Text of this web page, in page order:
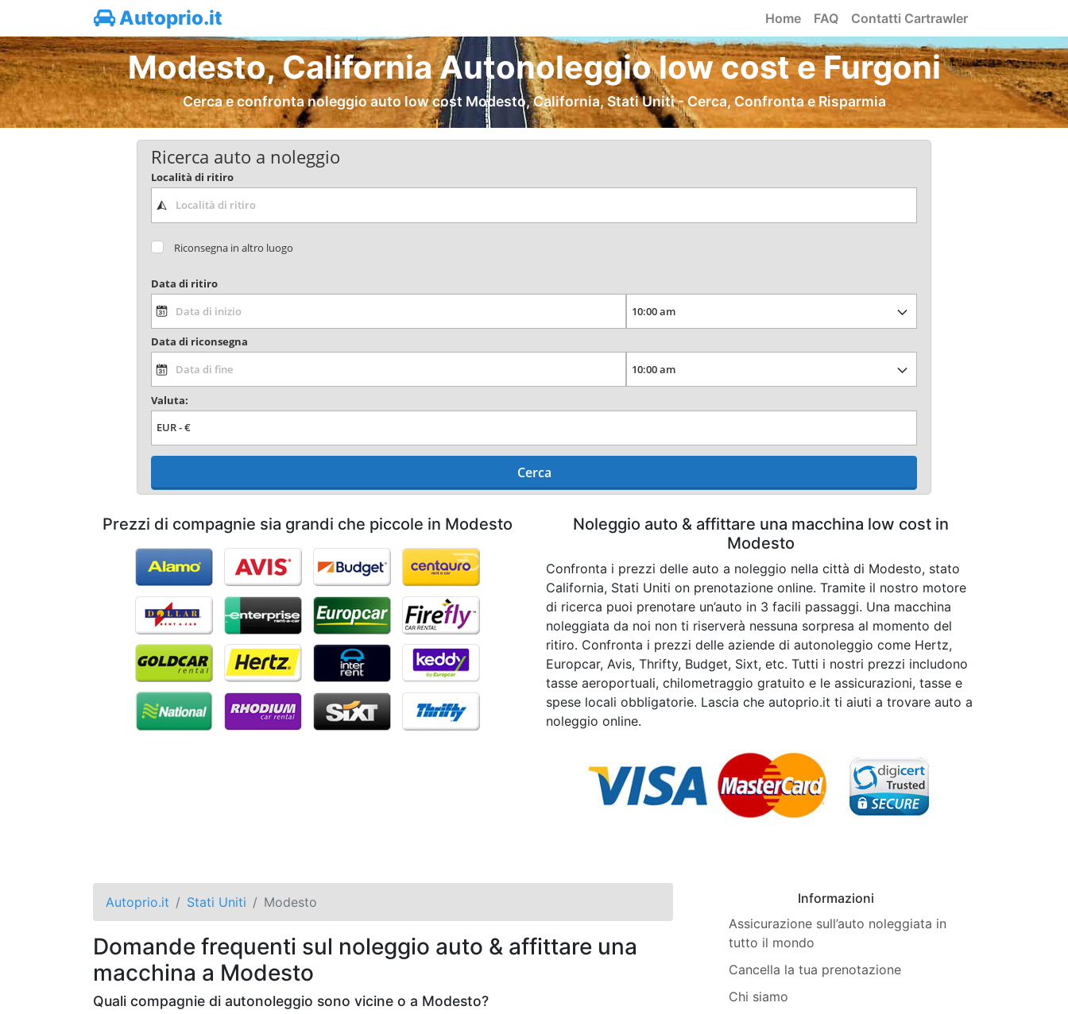
Autoprio.it Home FAQ Contatti Cartrawler
Modesto, California Autonoleggio low cost e Furgoni
Cerca e confronta noleggio auto low cost Modesto, California, Stati Uniti - Cerca, Confronta e Risparmia
Ricerca auto a noleggio
Località di ritiro
Riconsegna in altro luogo
Data di ritiro
Data di riconsegna
Valuta:
Cerca
Prezzi di compagnie sia grandi che piccole in Modesto
Noleggio auto & affittare una macchina low cost in
Modesto
Confronta i prezzi delle auto a noleggio nella città di Modesto, stato
California, Stati Uniti on prenotazione online. Tramite il nostro motore
di ricerca puoi prenotare un’auto in 3 facili passaggi. Una macchina
noleggiata da noi non ti riserverà nessuna sorpresa al momento del
ritiro. Confronta i prezzi delle aziende di autonoleggio come Hertz,
Europcar, Avis, Thrifty, Budget, Sixt, etc. Tutti i nostri prezzi includono
tasse aeroportuali, chilometraggio gratuito e le assicurazioni, tasse e
spese locali obbligatorie. Lascia che autoprio.it ti aiuti a trovare auto a
noleggio online.
Autoprio.it Stati Uniti Modesto
Domande frequenti sul noleggio auto & affittare una
macchina a Modesto
Quali compagnie di autonoleggio sono vicine o a Modesto?
Informazioni
Assicurazione sull’auto noleggiata in
tutto il mondo
Cancella la tua prenotazione
Chi siamo